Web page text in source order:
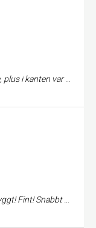
den hemma hos mig. Trevliga grabbar !
plats! Mkt trevlig personal!👍 Rekommen...